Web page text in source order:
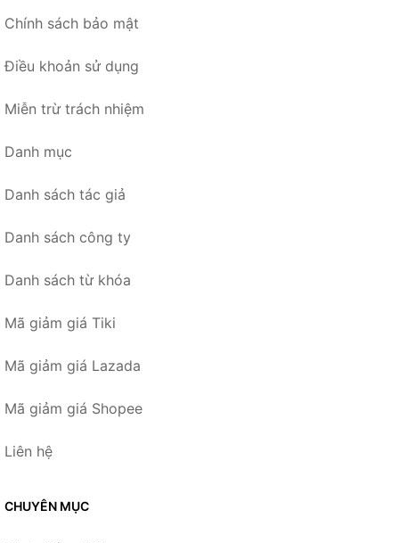
Chính sách bảo mật
Điều khoản sử dụng
Miễn trừ trách nhiệm
Danh mục
Danh sách tác giả
Danh sách công ty
Danh sách từ khóa
Mã giảm giá Tiki
Mã giảm giá Lazada
Mã giảm giá Shopee
Liên hệ
CHUYÊN MỤC